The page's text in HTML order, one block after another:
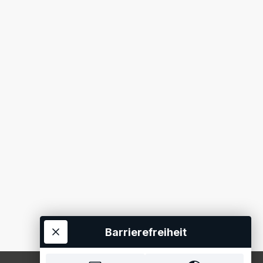
Barrierefreiheit